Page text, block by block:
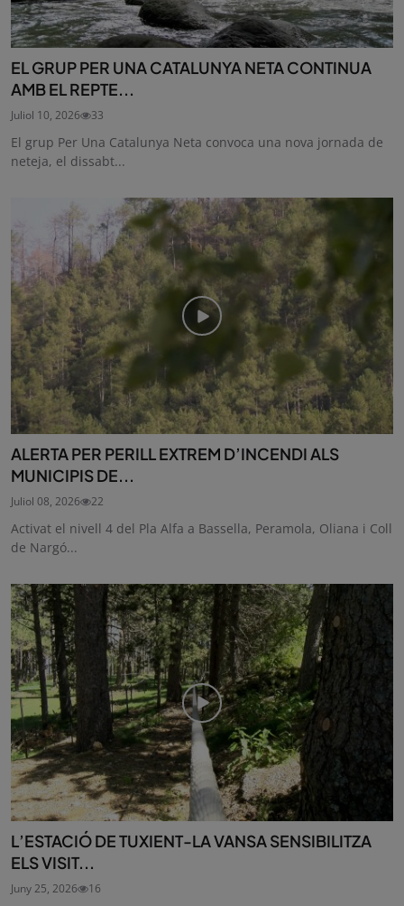
EL GRUP PER UNA CATALUNYA NETA CONTINUA
AMB EL REPTE...
Juliol 10, 2026 33
El grup Per Una Catalunya Neta convoca una nova jornada de
neteja, el dissabt...
ALERTA PER PERILL EXTREM D’INCENDI ALS
MUNICIPIS DE...
Juliol 08, 2026 22
Activat el nivell 4 del Pla Alfa a Bassella, Peramola, Oliana i Coll
de Nargó...
L’ESTACIÓ DE TUXIENT-LA VANSA SENSIBILITZA
ELS VISIT...
Juny 25, 2026 16